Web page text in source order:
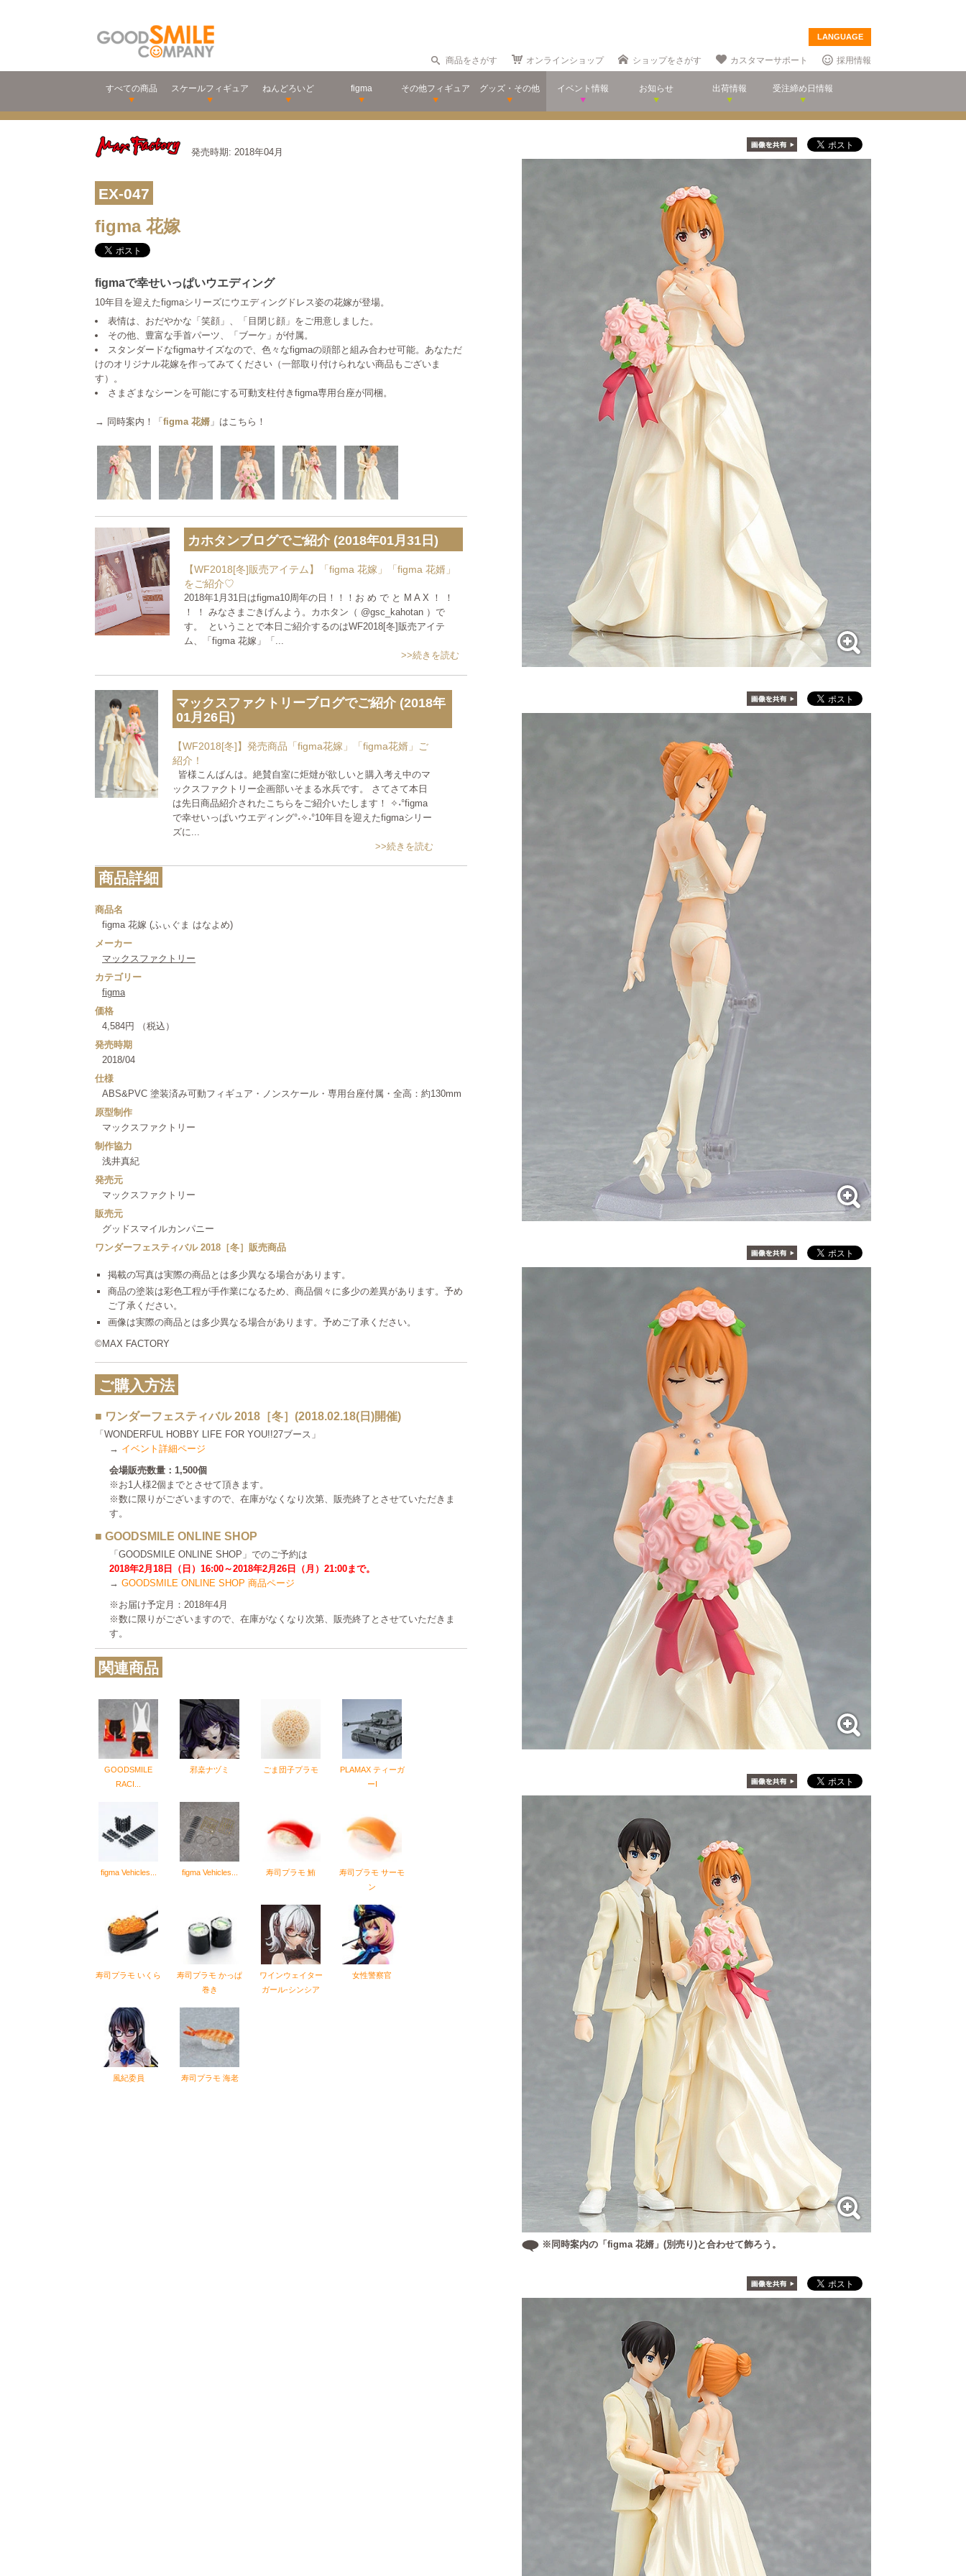
LANGUAGE
商品をさがす オンラインショップ ショップをさがす カスタマーサポート 採用情報
すべての商品 スケールフィギュア ねんどろいど figma その他フィギュア グッズ・その他 イベント情報 お知らせ 出荷情報 受注締め日情報
発売時期: 2018年04月
EX-047
figma 花嫁
figmaで幸せいっぱいウエディング
10年目を迎えたfigmaシリーズにウエディングドレス姿の花嫁が登場。
表情は、おだやかな「笑顔」、「目閉じ顔」をご用意しました。
その他、豊富な手首パーツ、「ブーケ」が付属。
スタンダードなfigmaサイズなので、色々なfigmaの頭部と組み合わせ可能。あなただ
けのオリジナル花嫁を作ってみてください（一部取り付けられない商品もございま
す）。
さまざまなシーンを可能にする可動支柱付きfigma専用台座が同梱。
→ 同時案内！「 figma 花婿 」はこちら！
※同時案内の「figma 花婿」(別売り)と合わせて飾ろう。
カホタンブログでご紹介 (2018年01月31日)
【WF2018[冬]販売アイテム】「figma 花嫁」「figma 花婿」
をご紹介♡
2018年1月31日はfigma10周年の日！！！お め で と M A X ！ ！
！ ！ みなさまごきげんよう。カホタン（ @gsc_kahotan ）で
す。 ということで本日ご紹介するのはWF2018[冬]販売アイテ
ム、「figma 花嫁」「...
>>続きを読む
マックスファクトリーブログでご紹介 (2018年
01月26日)
【WF2018[冬]】発売商品「figma花嫁」「figma花婿」ご
紹介！
皆様こんばんは。絶賛自室に炬燵が欲しいと購入考え中のマ
ックスファクトリー企画部いそまる水兵です。 さてさて本日
は先日商品紹介されたこちらをご紹介いたします！ ✧˖°figma
で幸せいっぱいウエディング°˖✧˖°10年目を迎えたfigmaシリー
ズに...
>>続きを読む
商品詳細
商品名
figma 花嫁 (ふぃぐま はなよめ)
メーカー
マックスファクトリー
カテゴリー
figma
価格
4,584円 （税込）
発売時期
2018/04
仕様
ABS&PVC 塗装済み可動フィギュア・ノンスケール・専用台座付属・全高：約130mm
原型制作
マックスファクトリー
制作協力
浅井真紀
発売元
マックスファクトリー
販売元
グッドスマイルカンパニー
ワンダーフェスティバル 2018［冬］販売商品
掲載の写真は実際の商品とは多少異なる場合があります。
商品の塗装は彩色工程が手作業になるため、商品個々に多少の差異があります。予め
ご了承ください。
画像は実際の商品とは多少異なる場合があります。予めご了承ください。
©MAX FACTORY
ご購入方法
■ ワンダーフェスティバル 2018［冬］(2018.02.18(日)開催)
「WONDERFUL HOBBY LIFE FOR YOU!!27ブース」
→ イベント詳細ページ
会場販売数量：1,500個
※お1人様2個までとさせて頂きます。
※数に限りがございますので、在庫がなくなり次第、販売終了とさせていただきま
す。
■ GOODSMILE ONLINE SHOP
「GOODSMILE ONLINE SHOP」でのご予約は
2018年2月18日（日）16:00～2018年2月26日（月）21:00まで。
→ GOODSMILE ONLINE SHOP 商品ページ
※お届け予定月：2018年4月
※数に限りがございますので、在庫がなくなり次第、販売終了とさせていただきま
す。
関連商品
GOODSMILE
RACI...
邪桒ナヅミ ごま団子プラモ
PLAMAX ティーガ
ーI
figma Vehicles... figma Vehicles... 寿司プラモ 鮪
寿司プラモ サーモ
ン
寿司プラモ いくら
寿司プラモ かっぱ
巻き
ワインウェイター
ガール-シンシア
女性警察官
風紀委員 寿司プラモ 海老